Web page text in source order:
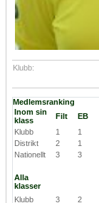
Klubb:
Medlemsranking
Inom sin
klass
Filt EB
Klubb
1 1
Distrikt
2 1
Nationellt
3 3
Alla
klasser
Klubb
3 2